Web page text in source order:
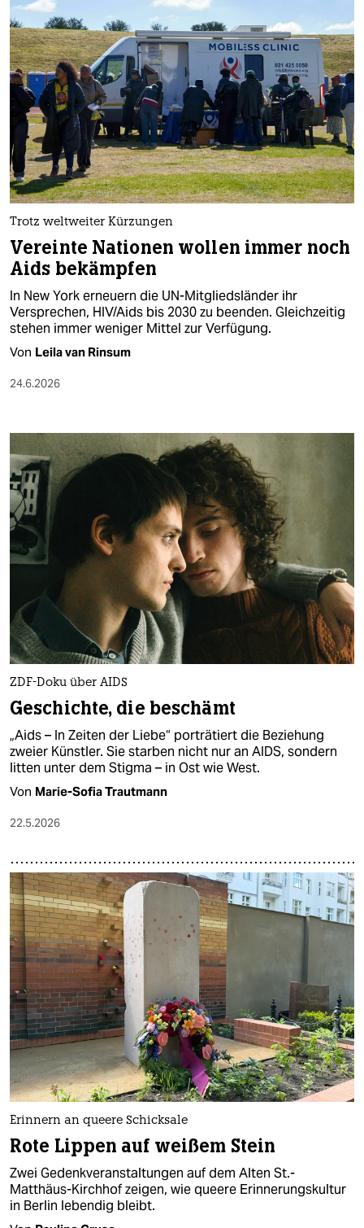
veranstaltungen
shop
fragen & hilfe
unterstützen
abo
genossenschaft
epaper login
Trotz weltweiter Kürzungen
Vereinte Nationen wollen immer noch
Aids bekämpfen
In New York erneuern die UN-Mitgliedsländer ihr
Versprechen, HIV/Aids bis 2030 zu beenden. Gleichzeitig
stehen immer weniger Mittel zur Verfügung.
Von Leila van Rinsum
24.6.2026
ZDF-Doku über AIDS
Geschichte, die beschämt
„Aids – In Zeiten der Liebe“ porträtiert die Beziehung
zweier Künstler. Sie starben nicht nur an AIDS, sondern
litten unter dem Stigma – in Ost wie West.
Von Marie-Sofia Trautmann
22.5.2026
Erinnern an queere Schicksale
Rote Lippen auf weißem Stein
Zwei Gedenkveranstaltungen auf dem Alten St.-
Matthäus-Kirchhof zeigen, wie queere Erinnerungskultur
in Berlin lebendig bleibt.